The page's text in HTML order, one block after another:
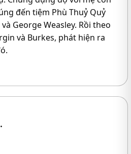
đến tiệm Phù Thuỷ Quỷ
George Weasley. Rồi theo
và Burkes, phát hiện ra